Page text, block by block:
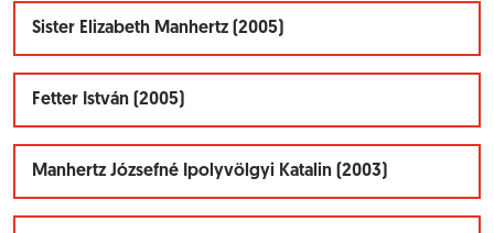
Sister Elizabeth Manhertz (2005)
Fetter István (2005)
Manhertz Józsefné Ipolyvölgyi Katalin (2003)